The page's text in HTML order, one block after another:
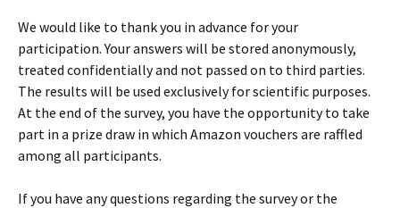
We would like to thank you in advance for your
participation. Your answers will be stored anonymously,
treated confidentially and not passed on to third parties.
The results will be used exclusively for scientific purposes.
At the end of the survey, you have the opportunity to take
part in a prize draw in which Amazon vouchers are raffled
among all participants.
If you have any questions regarding the survey or the